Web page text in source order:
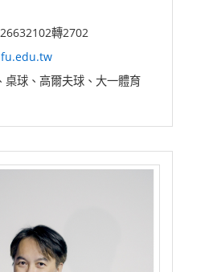
轉2702
桌球、高爾夫球、大一體育